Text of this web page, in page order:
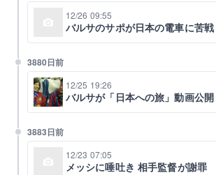
12/26 09:55
バルサのサポが日本の電車に苦戦
3880日前
12/25 19:26
バルサが「日本への旅」動画公開
3883日前
12/23 07:05
メッシに唾吐き 相手監督が謝罪